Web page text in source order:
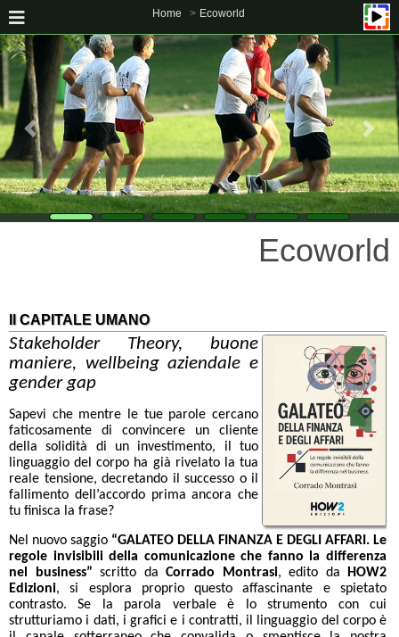
Home Ecoworld
Ecoworld
Il CAPITALE UMANO
Stakeholder Theory, buone
maniere, wellbeing aziendale e
gender gap
Sapevi che mentre le tue parole cercano
faticosamente di convincere un cliente
della solidità di un investimento, il tuo
linguaggio del corpo ha già rivelato la tua
reale tensione, decretando il successo o il
fallimento dell’accordo prima ancora che
tu finisca la frase?
Nel nuovo saggio “GALATEO DELLA FINANZA E DEGLI AFFARI. Le
regole invisibili della comunicazione che fanno la differenza
nel business” scritto da Corrado Montrasi, edito da
HOW2
Edizioni, si esplora proprio questo affascinante e spietato
contrasto. Se la parola verbale è lo strumento con cui
strutturiamo i dati, i grafici e i contratti, il linguaggio del corpo è